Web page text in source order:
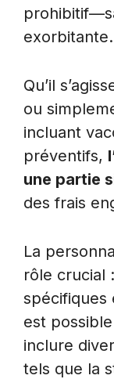
exorbitante.
Qu’il
ou
incluant
préventifs,
une partie
des frais
La
rôle crucial
spécifiques
est
inclure
tels que la